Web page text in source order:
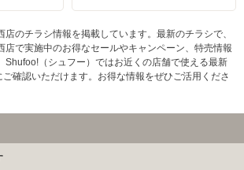
店のチラシ情報を掲載しています。最新のチラシで、
店で実施中のお得なセールやキャンペーン、特売情報
Shufoo!（シュフー）ではお近くの店舗で使える最新
確認いただけます。お得な情報をぜひご活用くださ